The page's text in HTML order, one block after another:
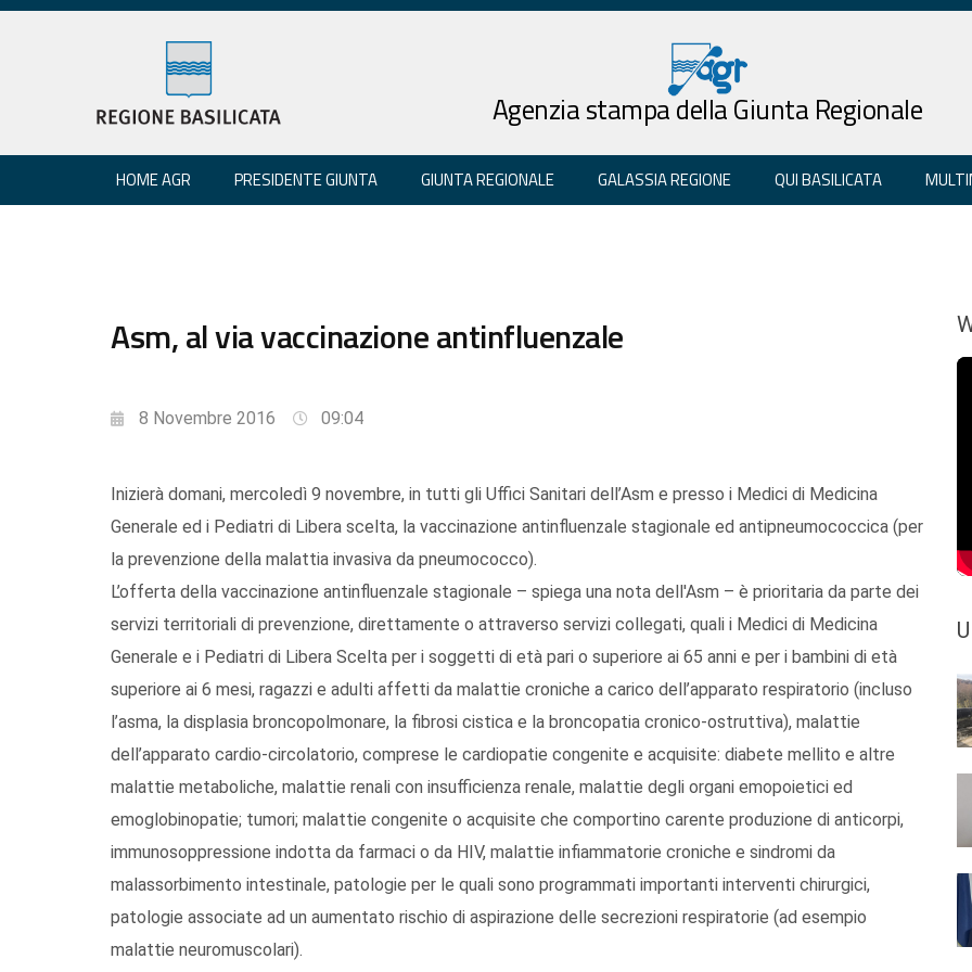
Agenzia stampa della Giunta Regionale
HOME AGR PRESIDENTE GIUNTA GIUNTA REGIONALE GALASSIA REGIONE QUI BASILICATA
Asm, al via vaccinazione antinfluenzale
8 Novembre 2016 09:04
Inizierà domani, mercoledì 9 novembre, in tutti gli Uffici Sanitari dell’Asm e presso i Medici di Medicina
Generale ed i Pediatri di Libera scelta, la vaccinazione antinfluenzale stagionale ed antipneumococcica (per
la prevenzione della malattia invasiva da pneumococco).
L’offerta della vaccinazione antinfluenzale stagionale – spiega una nota dell'Asm – è prioritaria da parte dei
servizi territoriali di prevenzione, direttamente o attraverso servizi collegati, quali i Medici di Medicina
Generale e i Pediatri di Libera Scelta per i soggetti di età pari o superiore ai 65 anni e per i bambini di età
superiore ai 6 mesi, ragazzi e adulti affetti da malattie croniche a carico dell’apparato respiratorio (incluso
l’asma, la displasia broncopolmonare, la fibrosi cistica e la broncopatia cronico-ostruttiva), malattie
dell’apparato cardio-circolatorio, comprese le cardiopatie congenite e acquisite: diabete mellito e altre
malattie metaboliche, malattie renali con insufficienza renale, malattie degli organi emopoietici ed
emoglobinopatie; tumori; malattie congenite o acquisite che comportino carente produzione di anticorpi,
immunosoppressione indotta da farmaci o da HIV, malattie infiammatorie croniche e sindromi da
malassorbimento intestinale, patologie per le quali sono programmati importanti interventi chirurgici,
patologie associate ad un aumentato rischio di aspirazione delle secrezioni respiratorie (ad esempio
malattie neuromuscolari).